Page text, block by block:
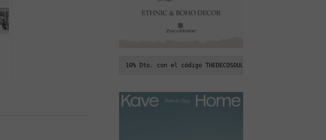
10% Dto. con el código THEDECOSOUL